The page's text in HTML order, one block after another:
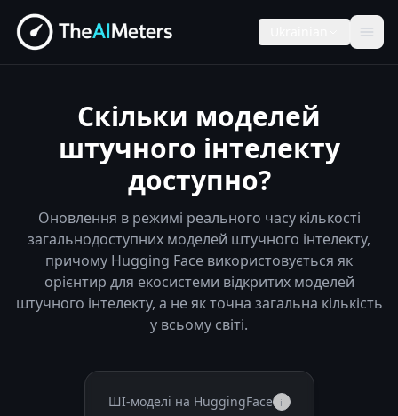
Скільки моделей
штучного інтелекту
доступно?
Оновлення в режимі реального часу кількості
загальнодоступних моделей штучного інтелекту,
причому Hugging Face використовується як
орієнтир для екосистеми відкритих моделей
штучного інтелекту, а не як точна загальна кількість
у всьому світі.
ШІ-моделі на HuggingFace i